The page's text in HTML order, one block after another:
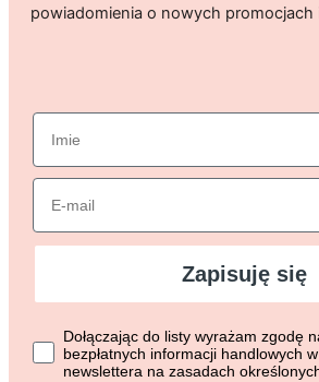
powiadomienia o nowych promocjach
imie
Email
Zapisuję się
Dołączając do listy wyrażasz zgodę
Dołączając do listy wyrażam zgodę
bezpłatnych informacji handlowych
newslettera na zasadach